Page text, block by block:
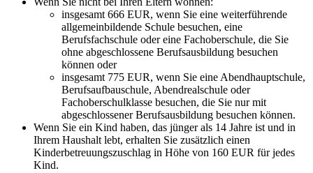
insgesamt 666 EUR, wenn Sie eine weiterführende
allgemeinbildende Schule besuchen, eine
Berufsfachschule oder eine Fachoberschule, die Sie
ohne abgeschlossene Berufsausbildung besuchen
können oder
insgesamt 775 EUR, wenn Sie eine Abendhauptschule,
Berufsaufbauschule, Abendrealschule oder
Fachoberschulklasse besuchen, die Sie nur mit
abgeschlossener Berufsausbildung besuchen können.
Wenn Sie ein Kind haben, das jünger als 14 Jahre ist und in
Ihrem Haushalt lebt, erhalten Sie zusätzlich einen
Kinderbetreuungszuschlag in Höhe von 160 EUR für jedes
Kind.